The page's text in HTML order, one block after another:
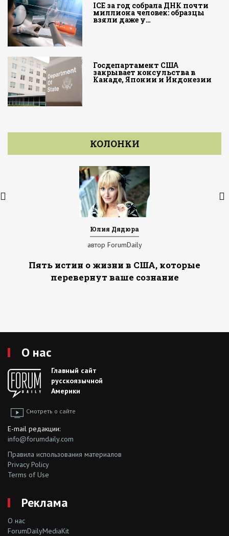
ICE за год собрала ДНК почти
миллиона человек: образцы
взяли даже у…
Госдепартамент США
закрывает консульства в
Канаде, Японии и Индонезии
КОЛОНКИ
Юлия Дядюра
автор ForumDaily
Пять истин о жизни в США, которые
перевернут ваше сознание
О нас
Главный сайт
русскоязычной
Америки
Смотреть о сайте
E-mail редакции:
info@forumdaily.com
Правила использования материалов
Privacy Policy
Terms of Use
Реклама
О нас
ForumDailyMediaKit